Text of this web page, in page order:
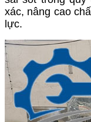
xác, nâng cao
lực.